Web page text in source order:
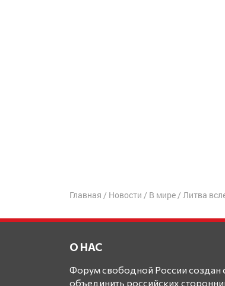
Главная / Новости / В мире/ Литва
О НАС
Форум свободной России создан
объединить российских